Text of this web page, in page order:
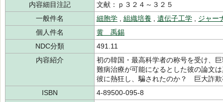
内容細目注記
文献：ｐ３２４～３２５
一般件名
細胞学 組織培養 遺伝子工学
ジャー
個人件名
黄 禹錫
NDC分類
491.11
内容紹介
初の韓国・最高科学者の称号を受け、
難病治療が可能になるとした彼の論文
彼に熱狂し、騙されたのか？ 巨大詐欺
ISBN
4-89500-095-8